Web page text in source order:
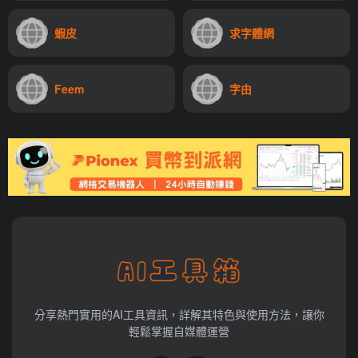
蝦皮 求字體網
Feem 字由
分享熱門實用的AI工具資訊，詳解其特色與使用方法，讓你
輕鬆掌握自媒體運營